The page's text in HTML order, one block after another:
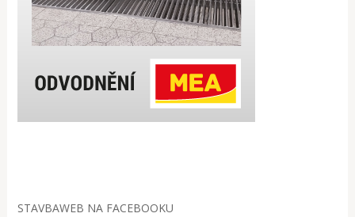
STAVBAWEB NA FACEBOOKU